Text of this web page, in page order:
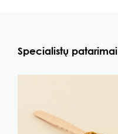
Specialistų patarimai